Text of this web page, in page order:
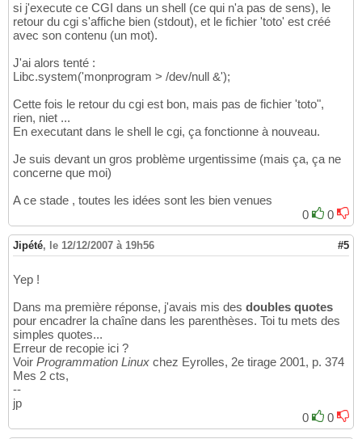
si j'execute ce CGI dans un shell (ce qui n'a pas de sens), le
retour du cgi s'affiche bien (stdout), et le fichier 'toto' est créé
avec son contenu (un mot).
J'ai alors tenté :
Libc.system('monprogram > /dev/null &');
Cette fois le retour du cgi est bon, mais pas de fichier 'toto",
rien, niet ...
En executant dans le shell le cgi, ça fonctionne à nouveau.
Je suis devant un gros problème urgentissime (mais ça, ça ne
concerne que moi)
A ce stade , toutes les idées sont les bien venues
0
0
Jipété, le 12/12/2007 à 19h56 #5
Yep !
Dans ma première réponse, j'avais mis des doubles quotes
pour encadrer la chaîne dans les parenthèses. Toi tu mets des
simples quotes...
Erreur de recopie ici ?
Voir Programmation Linux chez Eyrolles, 2e tirage 2001, p. 374
Mes 2 cts,
--
jp
0
0